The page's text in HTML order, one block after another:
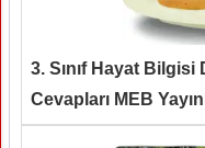
3. Sınıf Hayat Bilgisi
Cevapları MEB